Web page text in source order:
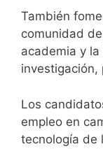
También
comunidad
academia y
investigación,
Los
empleo en
tecnología de